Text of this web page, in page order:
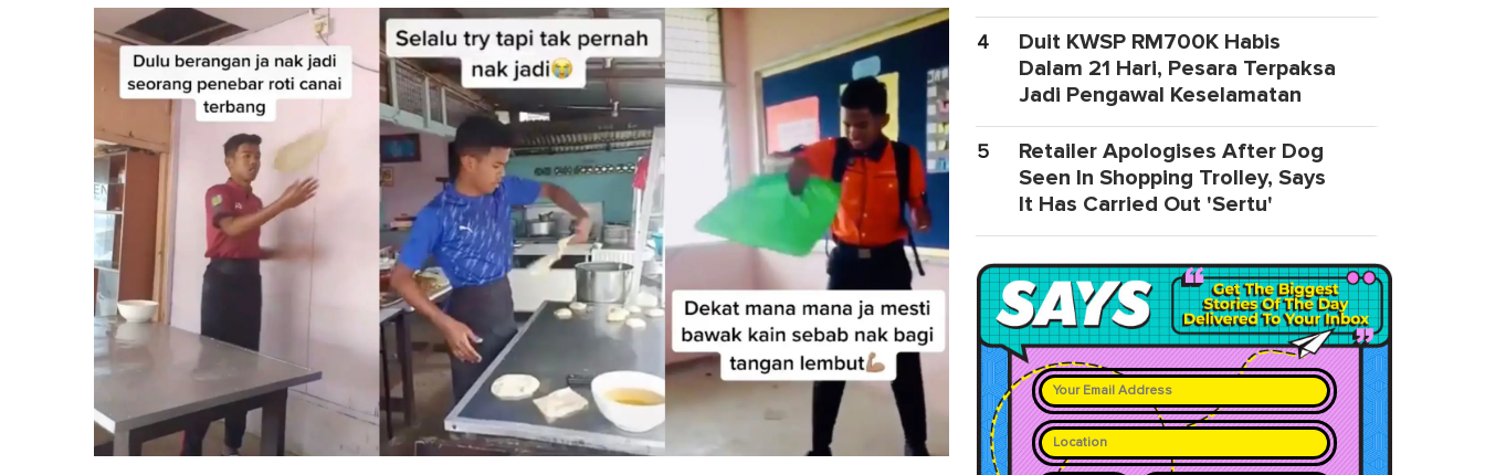
4
Duit KWSP RM700K Habis
Dalam 21 Hari, Pesara Terpaksa
Jadi Pengawal Keselamatan
5
Retailer Apologises After Dog
Seen In Shopping Trolley, Says
It Has Carried Out 'Sertu'